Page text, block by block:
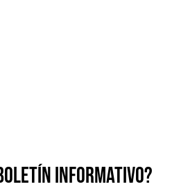
informativo?